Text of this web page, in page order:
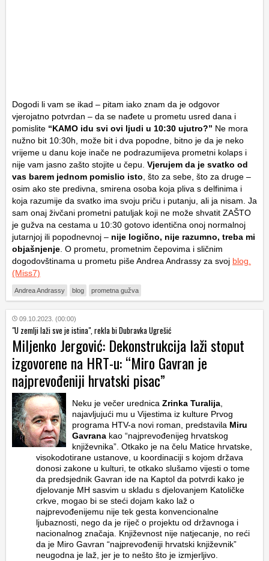
Dogodi li vam se ikad – pitam iako znam da je odgovor
vjerojatno potvrdan – da se nađete u prometu usred dana i
pomislite “KAMO idu svi ovi ljudi u 10:30 ujutro?” Ne mora
nužno bit 10:30h, može bit i dva popodne, bitno je da je neko
vrijeme u danu koje inače ne podrazumijeva prometni kolaps i
nije vam jasno zašto stojite u čepu. Vjerujem da je svatko od
vas barem jednom pomislio isto , što za sebe, što za druge –
osim ako ste predivna, smirena osoba koja pliva s delfinima i
koja razumije da svatko ima svoju priču i putanju, ali ja nisam. Ja
sam onaj živčani prometni patuljak koji ne može shvatit ZAŠTO
je gužva na cestama u 10:30 gotovo identična onoj normalnoj
jutarnjoj ili popodnevnoj – nije logično, nije razumno, treba mi
objašnjenje . O prometu, prometnim čepovima i sličnim
dogodovštinama u prometu piše Andrea Andrassy za svoj blog.
(Miss7)
Andrea Andrassy blog prometna gužva
09.10.2023. (00:00)
"U zemlji laži sve je istina", rekla bi Dubravka Ugrešić
Miljenko Jergović: Dekonstrukcija laži stoput
izgovorene na HRT-u: “Miro Gavran je
najprevođeniji hrvatski pisac”
Neku je večer urednica Zrinka Turalija
najavljujući mu u Vijestima iz kulture Prvog
programa HTV-a novi roman, predstavila Miru
Gavrana kao “najprevođenijeg hrvatskog
književnika”. Otkako je na čelu Matice hrvatske,
visokodotirane ustanove, u koordinaciji s kojom država
donosi zakone u kulturi, te otkako slušamo vijesti o tome
da predsjednik Gavran ide na Kaptol da potvrdi kako je
djelovanje MH sasvim u skladu s djelovanjem Katoličke
crkve, mogao bi se steći dojam kako laž o
najprevođenijemu nije tek gesta konvencionalne
ljubaznosti, nego da je riječ o projektu od državnoga i
nacionalnog značaja. Književnost nije natjecanje, no reći
da je Miro Gavran “najprevođeniji hrvatski književnik”
neugodna je laž, jer je to nešto što je izmjerljivo.